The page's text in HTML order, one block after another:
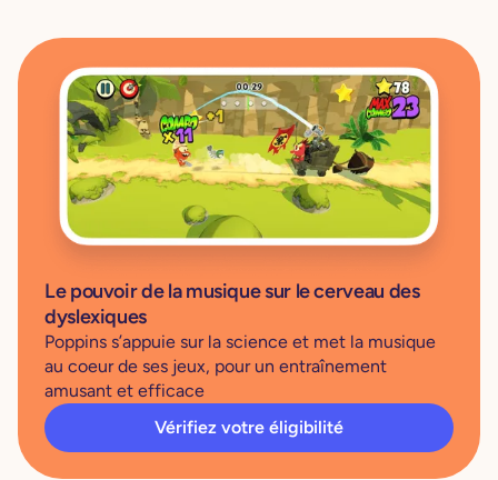
Le pouvoir de la musique sur le cerveau des
dyslexiques
Poppins s’appuie sur la science et met la musique
au coeur de ses jeux, pour un entraînement
amusant et efficace
Vérifiez votre éligibilité